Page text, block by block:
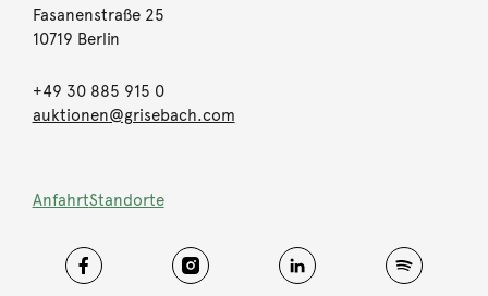
Fasanenstraße 25
10719 Berlin
+49 30 885 915 0
auktionen@grisebach.com
AnfahrtStandorte